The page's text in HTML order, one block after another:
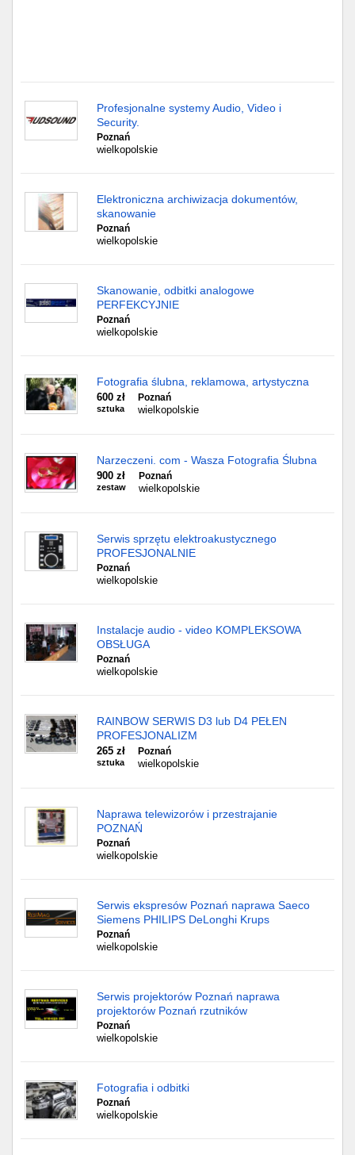
Profesjonalne systemy Audio, Video i
Security.
Poznań
wielkopolskie
Elektroniczna archiwizacja dokumentów,
skanowanie
Poznań
wielkopolskie
Skanowanie, odbitki analogowe
PERFEKCYJNIE
Poznań
wielkopolskie
Fotografia ślubna, reklamowa, artystyczna
600 zł
sztuka
Poznań
wielkopolskie
Narzeczeni. com - Wasza Fotografia Ślubna
900 zł
zestaw
Poznań
wielkopolskie
Serwis sprzętu elektroakustycznego
PROFESJONALNIE
Poznań
wielkopolskie
Instalacje audio - video KOMPLEKSOWA
OBSŁUGA
Poznań
wielkopolskie
RAINBOW SERWIS D3 lub D4 PEŁEN
PROFESJONALIZM
265 zł
sztuka
Poznań
wielkopolskie
Naprawa telewizorów i przestrajanie
POZNAŃ
Poznań
wielkopolskie
Serwis ekspresów Poznań naprawa Saeco
Siemens PHILIPS DeLonghi Krups
Poznań
wielkopolskie
Serwis projektorów Poznań naprawa
projektorów Poznań rzutników
Poznań
wielkopolskie
Fotografia i odbitki
Poznań
wielkopolskie